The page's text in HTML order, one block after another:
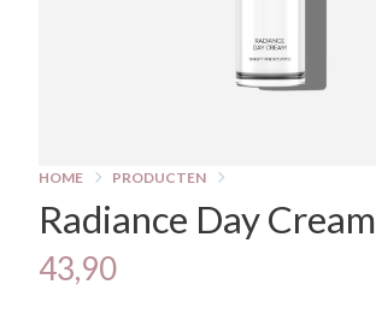
HOME PRODUCTEN
Radiance Day Cream
43,90